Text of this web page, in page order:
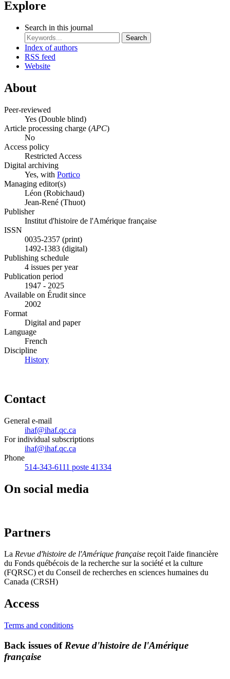
Explore
Search in this journal
Search
Index of authors
RSS feed
Website
About
Peer-reviewed
Yes (Double blind)
Article processing charge (APC)
No
Access policy
Restricted Access
Digital archiving
Yes, with Portico
Managing editor(s)
Léon (Robichaud)
Jean-René (Thuot)
Publisher
Institut d'histoire de l'Amérique française
ISSN
0035-2357 (print)
1492-1383 (digital)
Publishing schedule
4 issues per year
Publication period
1947 - 2025
Available on Érudit since
2002
Format
Digital and paper
Language
French
Discipline
History
Contact
General e-mail
ihaf@ihaf.qc.ca
For individual subscriptions
ihaf@ihaf.qc.ca
Phone
514-343-6111 poste 41334
On social media
Partners
La Revue d'histoire de l'Amérique française reçoit l'aide financière
du Fonds québécois de la recherche sur la société et la culture
(FQRSC) et du Conseil de recherches en sciences humaines du
Canada (CRSH)
Access
Terms and conditions
Back issues of Revue d'histoire de l'Amérique
française